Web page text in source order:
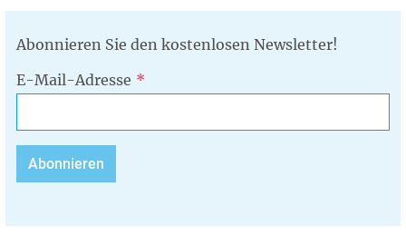
Abonnieren Sie den kostenlosen Newsletter!
E-Mail-Adresse